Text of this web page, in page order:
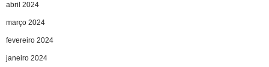
abril 2024
março 2024
fevereiro 2024
janeiro 2024